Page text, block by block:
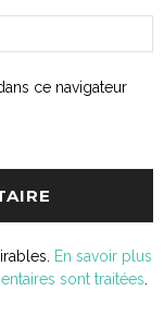
ce navigateur
En savoir plus
sont traitées